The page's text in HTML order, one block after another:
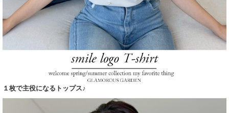
１枚で主役になるトップス♪